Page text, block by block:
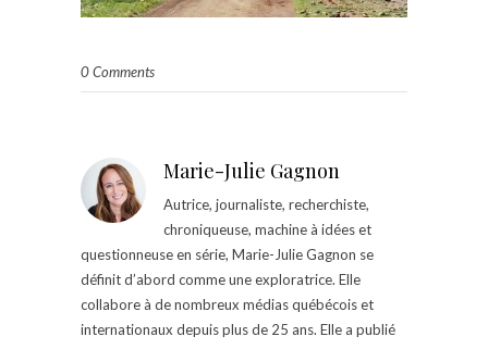
0 Comments
Marie-Julie Gagnon
Autrice, journaliste, recherchiste,
chroniqueuse, machine à idées et
questionneuse en série, Marie-Julie Gagnon se
définit d’abord comme une exploratrice. Elle
collabore à de nombreux médias québécois et
internationaux depuis plus de 25 ans. Elle a publié